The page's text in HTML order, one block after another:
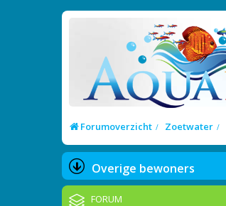
Forumoverzicht Zoetwater
Overige bewoners
FORUM